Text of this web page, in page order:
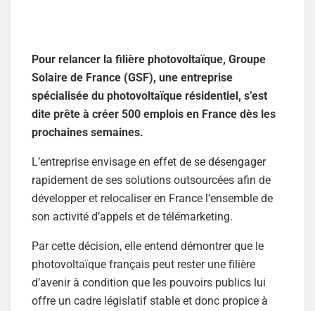
Pour relancer la filière photovoltaïque, Groupe
Solaire de France (GSF), une entreprise
spécialisée du photovoltaïque résidentiel, s’est
dite prête à créer 500 emplois en France dès les
prochaines semaines.
L’entreprise envisage en effet de se désengager
rapidement de ses solutions outsourcées afin de
développer et relocaliser en France l’ensemble de
son activité d’appels et de télémarketing.
Par cette décision, elle entend démontrer que le
photovoltaïque français peut rester une filière
d’avenir à condition que les pouvoirs publics lui
offre un cadre législatif stable et donc propice à